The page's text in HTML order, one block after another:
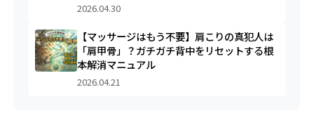
2026.04.30
【マッサージはもう不要】肩こりの真犯人は
「肩甲骨」？ガチガチ背中をリセットする根
本解消マニュアル
2026.04.21